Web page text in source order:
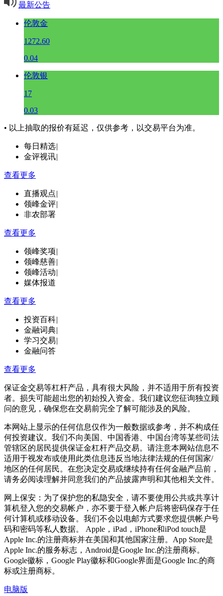
最新公告
伦敦金
1272.60
0.04
伦敦银
17
0.03
• 以上抽取的报价有延迟，仅供参考，以交易平台为准。
每日精选|
金评视讯|
查看更多
直播观点|
领峰金评|
非农部署
查看更多
领峰奖项|
领峰慈善|
领峰活动|
媒体报道
查看更多
投资百科|
金融词典|
学习交易|
金融问答
查看更多
保证金交易等杠杆产品，具有很大风险，并不适用于所有投资
者。损失可能超出您的初始投入资金。我们建议您征询独立顾
问的意见，确保您在交易前完全了解可能涉及的风险。
本网站上显示的任何信息仅作为一般数据或参考，并不构成任
何投资建议。我们不向美国、中国香港、中国台湾等某些司法
管辖区的居民提供保证金杠杆产品交易。请注意本网站信息不
适用于视发布或使用此类信息违反当地法律法规的任何国家/
地区的任何居民。在您决定交易或继续持有任何金融产品前，
请务必阅读理解并同意我们的产品披露声明和其他相关文件。
网上保安：为了保护您的私隐安全，请不要使用公共或共享计
算机登入您的交易帐户，亦不要于登入帐户后将密码保存于任
何计算机或移动设备。我们不会以电邮方式要求您提供帐户号
码和密码等私人数据。 Apple，iPad，iPhone和iPod touch是
Apple Inc.的注册商标并在美国和其他国家注册。App Store是
Apple Inc.的服务标志，Android是Google Inc.的注册商标。
Google徽标，Google Play徽标和Google界面是Google Inc.的商
标或注册商标。
电脑版